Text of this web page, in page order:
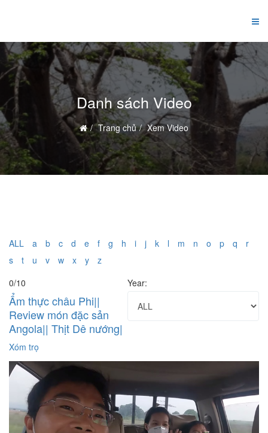
Danh sách Video
Trang chủ Xem Video
ALL a b c d e f g h i j k l m n o p q
r
s
t u v w x y
z
Year:
0/10
Ẩm thực châu Phi||
Review món đặc sản
Angola|| Thịt Dê nướng|
Xóm trọ